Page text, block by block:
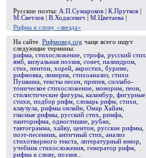
Русские поэты: А.П.Сумароков К.Прутков
М.Светлов
В.Ходасевич М.Цветаева
Рифма к слову «звезда»
На сайте Рифмовед.org чаще всего ищут
следующие термины:
рифма стихосложение строфа русский стих
ямб визуальная поэзия сонет, палиндром
стих
пентон хорей акростих буриме
рифмовка
лимерик стихоанализ стихи
Пушкина тексты песен припев силлабо-
тоническое стихосложение монорим пеон
стилистические фигуры каламбур
фигурные
стихи подбор рифм словарь рифм стихи
клаузула рифмы онлайн Омар Хайам
гласные рифмы русский стих римфа
панторифма одностишие рубаи
тавтограмма хайку, центон русские рифмы
поэт-песенник античный стих
анализ
стихотворного текста
литературный юмор
учебник стихосложения генератор рифм
рифма к слову, поэзия